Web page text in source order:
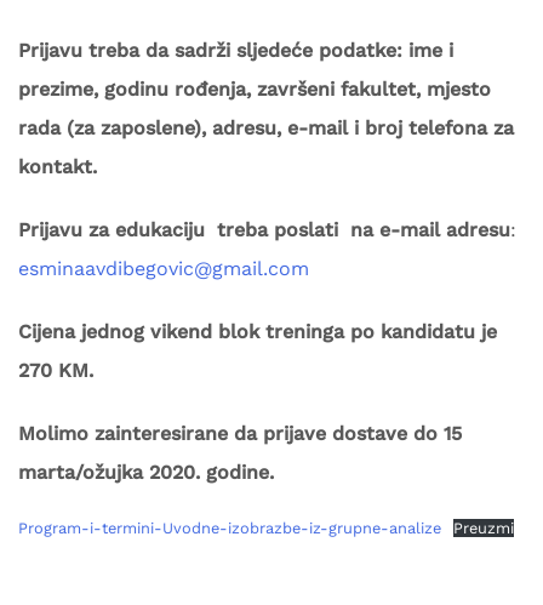
Prijavu treba da sadrži sljedeće podatke: ime i
prezime, godinu rođenja, završeni fakultet, mjesto
rada (za zaposlene), adresu, e-mail i broj telefona za
kontakt.
Prijavu za edukaciju treba poslati na e-mail adresu:
esminaavdibegovic@gmail.com
Cijena jednog vikend blok treninga po kandidatu je
270 KM.
Molimo zainteresirane da prijave dostave do 15
marta/ožujka 2020. godine.
Program-i-termini-Uvodne-izobrazbe-iz-grupne-analize Preuzmi